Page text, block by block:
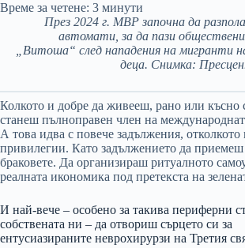
Време за четене: 3 минути
През 2024 г. МВР започна да
автомати, за да пази
„Витоша“ след нападения на мигранти
деца. Снимка:
Колкото и добре да живееш, рано или късно
станеш пълноправен член на
А това идва с повече задължения, отколкото
привилегии. Като задължението да приемеш
браковете. Да организираш ритуалното
реалната икономика под претекста на
И най-вече – особено за такива периферни
собствената ни – да отвориш сърцето си за
ентусиазираните неврохирурзи на Третия